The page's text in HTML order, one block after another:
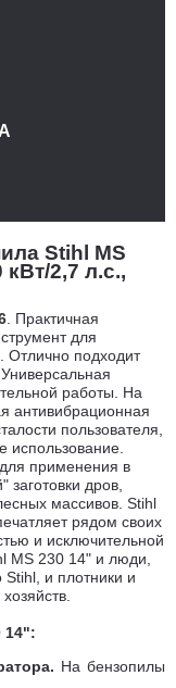
Stihl MS
кВт/2,7 л.с.,
. Практичная
для
Отлично подходит
работы. На
антивибрационная
пользователя,
использование.
применения в
заготовки дров,
массивов. Stihl
рядом своих
и исключительной
MS 230 14" и люди,
Stihl, и плотники и
14":
На бензопилы